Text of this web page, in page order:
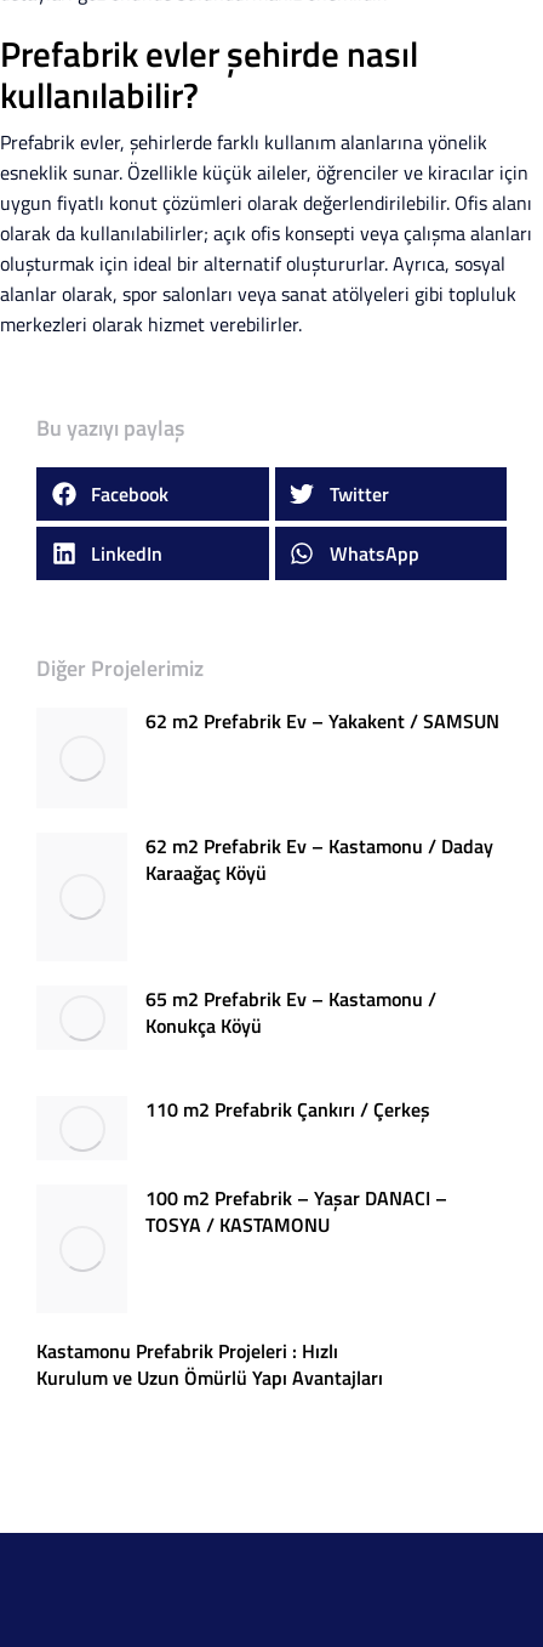
Prefabrik evler şehirde nasıl
kullanılabilir?
Prefabrik evler, şehirlerde farklı kullanım alanlarına yönelik
esneklik sunar. Özellikle küçük aileler, öğrenciler ve kiracılar için
uygun fiyatlı konut çözümleri olarak değerlendirilebilir. Ofis alanı
olarak da kullanılabilirler; açık ofis konsepti veya çalışma alanları
oluşturmak için ideal bir alternatif oluştururlar. Ayrıca, sosyal
alanlar olarak, spor salonları veya sanat atölyeleri gibi topluluk
merkezleri olarak hizmet verebilirler.
Bu yazıyı paylaş
Facebook Twitter
LinkedIn WhatsApp
Diğer Projelerimiz
62 m2 Prefabrik Ev – Yakakent / SAMSUN
62 m2 Prefabrik Ev – Kastamonu / Daday
Karaağaç Köyü
65 m2 Prefabrik Ev – Kastamonu /
Konukça Köyü
110 m2 Prefabrik Çankırı / Çerkeş
100 m2 Prefabrik – Yaşar DANACI –
TOSYA / KASTAMONU
Kastamonu Prefabrik Projeleri : Hızlı
Kurulum ve Uzun Ömürlü Yapı Avantajları